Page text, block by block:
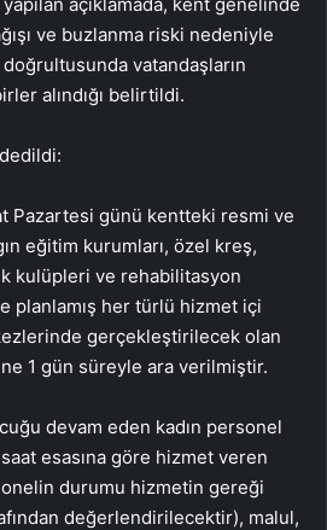
ve buzlanma riski nedeniyle
vatandaşların
alındığı belirtildi.
Pazartesi günü kentteki resmi ve
eğitim kurumları, özel kreş,
kulüpleri ve rehabilitasyon
planlamış her türlü hizmet içi
gerçekleştirilecek olan
1 gün süreyle ara verilmiştir.
devam eden kadın personel
esasına göre hizmet veren
durumu hizmetin gereği
değerlendirilecektir), malul,